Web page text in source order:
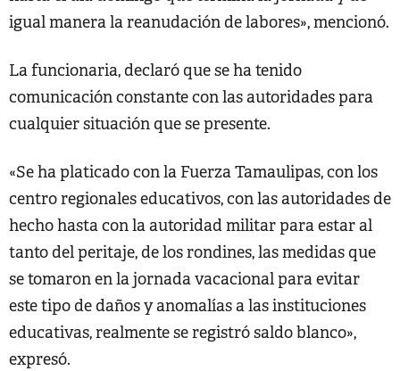
igual manera la reanudación de labores», mencionó.
La funcionaria, declaró que se ha tenido
comunicación constante con las autoridades para
cualquier situación que se presente.
«Se ha platicado con la Fuerza Tamaulipas, con los
centro regionales educativos, con las autoridades de
hecho hasta con la autoridad militar para estar al
tanto del peritaje, de los rondines, las medidas que
se tomaron en la jornada vacacional para evitar
este tipo de daños y anomalías a las instituciones
educativas, realmente se registró saldo blanco»,
expresó.